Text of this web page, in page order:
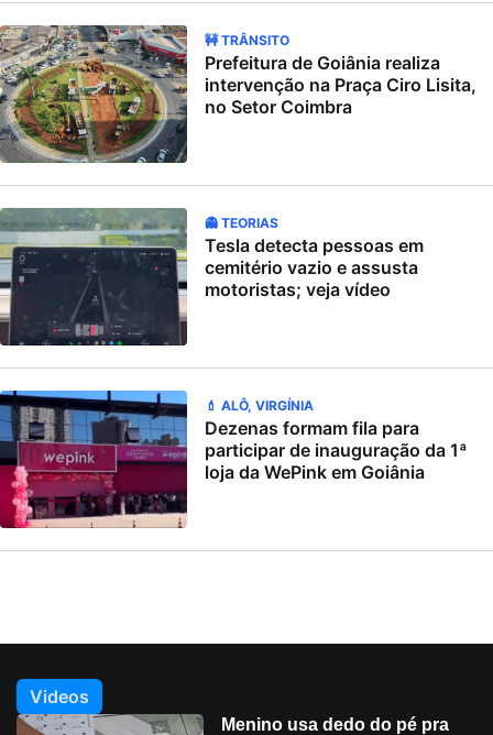
🚧 TRÂNSITO
Prefeitura de Goiânia realiza
intervenção na Praça Ciro Lisita,
no Setor Coimbra
👻 TEORIAS
Tesla detecta pessoas em
cemitério vazio e assusta
motoristas; veja vídeo
💄 ALÔ, VIRGÍNIA
Dezenas formam fila para
participar de inauguração da 1ª
loja da WePink em Goiânia
Videos
Menino usa dedo do pé pra